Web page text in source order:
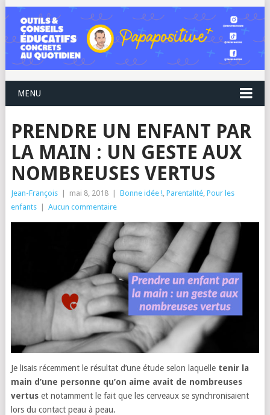
MENU
PRENDRE UN ENFANT PAR
LA MAIN : UN GESTE AUX
NOMBREUSES VERTUS
Jean-François mai 8, 2018 Bonne idée !, Parentalité, Pour les
enfants
Aucun commentaire
Je lisais récemment le résultat d’une étude selon laquelle tenir la
main d’une personne qu’on aime avait de nombreuses
vertuset notamment le fait que les cerveaux se synchronisaient
lors du contact peau à peau.